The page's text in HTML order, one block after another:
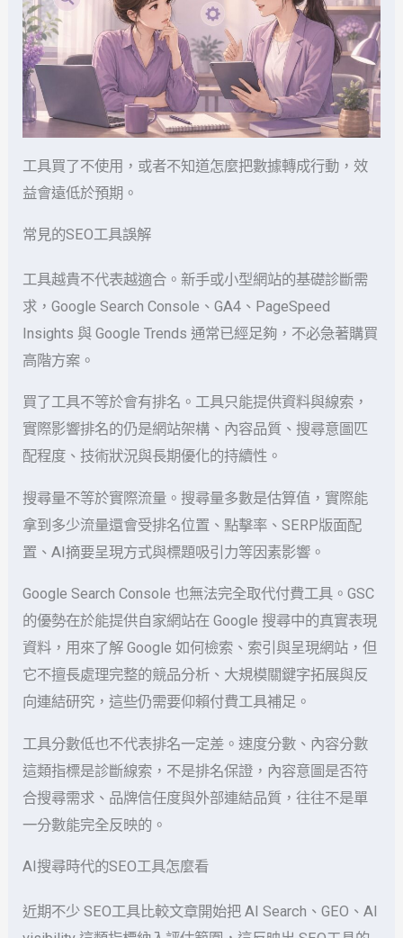
工具買了不使用，或者不知道怎麼把數據轉成行動，效
益會遠低於預期。
常見的SEO工具誤解
工具越貴不代表越適合。新手或小型網站的基礎診斷需
求，Google Search Console、GA4、PageSpeed
Insights 與 Google Trends 通常已經足夠，不必急著購買
高階方案。
買了工具不等於會有排名。工具只能提供資料與線索，
實際影響排名的仍是網站架構、內容品質、搜尋意圖匹
配程度、技術狀況與長期優化的持續性。
搜尋量不等於實際流量。搜尋量多數是估算值，實際能
拿到多少流量還會受排名位置、點擊率、SERP版面配
置、AI摘要呈現方式與標題吸引力等因素影響。
Google Search Console 也無法完全取代付費工具。GSC
的優勢在於能提供自家網站在 Google 搜尋中的真實表現
資料，用來了解 Google 如何檢索、索引與呈現網站，但
它不擅長處理完整的競品分析、大規模關鍵字拓展與反
向連結研究，這些仍需要仰賴付費工具補足。
工具分數低也不代表排名一定差。速度分數、內容分數
這類指標是診斷線索，不是排名保證，內容意圖是否符
合搜尋需求、品牌信任度與外部連結品質，往往不是單
一分數能完全反映的。
AI搜尋時代的SEO工具怎麼看
近期不少 SEO工具比較文章開始把 AI Search、GEO、AI